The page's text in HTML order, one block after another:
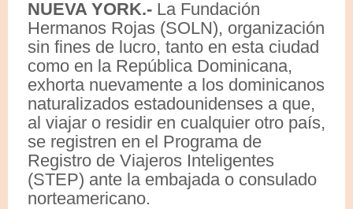
NUEVA YORK.- La Fundación
Hermanos Rojas (SOLN), organización
sin fines de lucro, tanto en esta ciudad
como en la República Dominicana,
exhorta nuevamente a los dominicanos
naturalizados estadounidenses a que,
al viajar o residir en cualquier otro país,
se registren en el Programa de
Registro de Viajeros Inteligentes
(STEP) ante la embajada o consulado
norteamericano.